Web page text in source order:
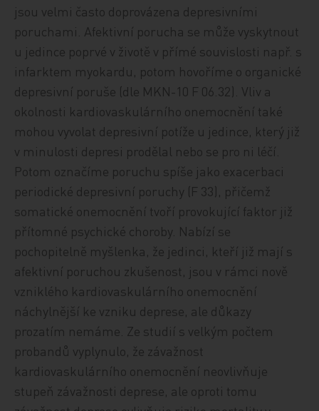
jsou velmi často doprovázena depresivními
poruchami. Afektivní porucha se může vyskytnout
u jedince poprvé v životě v přímé souvislosti např. s
infarktem myokardu, potom hovoříme o organické
depresivní poruše (dle MKN-10 F 06.32). Vliv a
okolnosti kardiovaskulárního onemocnění také
mohou vyvolat depresivní potíže u jedince, který již
v minulosti depresi prodělal nebo se pro ni léčí.
Potom označíme poruchu spíše jako exacerbaci
periodické depresivní poruchy (F 33), přičemž
somatické onemocnění tvoří provokující faktor již
přítomné psychické choroby. Nabízí se
pochopitelně myšlenka, že jedinci, kteří již mají s
afektivní poruchou zkušenost, jsou v rámci nově
vzniklého kardiovaskulárního onemocnění
náchylnější ke vzniku deprese, ale důkazy
prozatím nemáme. Ze studií s velkým počtem
probandů vyplynulo, že závažnost
kardiovaskulárního onemocnění neovlivňuje
stupeň závažnosti deprese, ale oproti tomu